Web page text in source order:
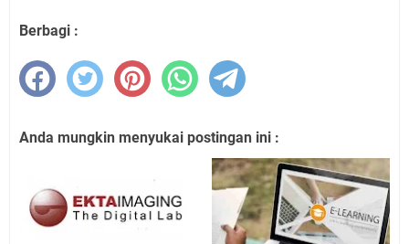
Berbagi :
Anda mungkin menyukai postingan ini :